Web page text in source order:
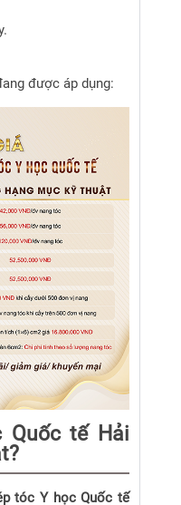
được áp dụng:
Quốc tế Hải
tóc Y học Quốc tế